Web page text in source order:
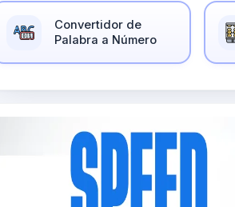
Convertidor de
Palabra a Número